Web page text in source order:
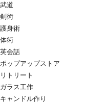
武道
剣術
護身術
体術
英会話
ポップアップストア
リトリート
ガラス工作
キャンドル作り